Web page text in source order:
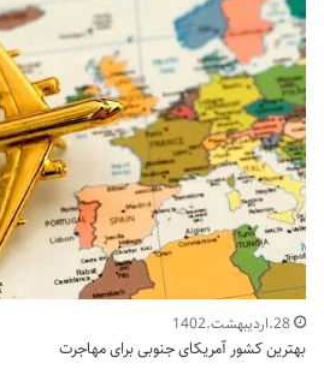
28.اردیبهشت.1402
بهترین کشور آمریکای جنوبی برای مهاجرت